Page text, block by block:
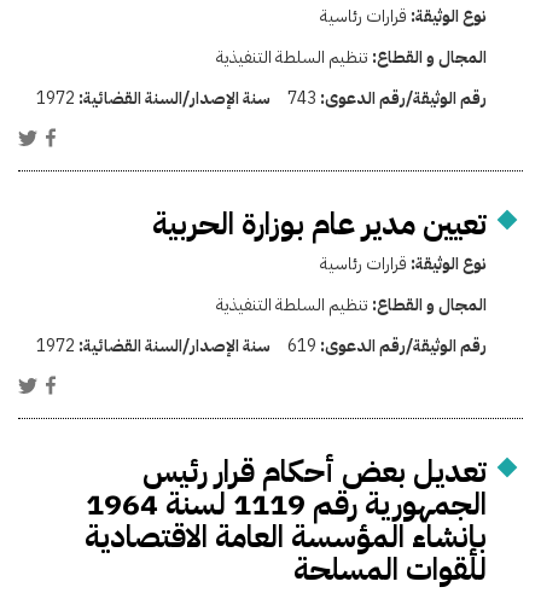
نوع الوثيقة: قرارات رئاسية
المجال و القطاع: تنظيم السلطة التنفيذية
رقم الوثيقة/رقم الدعوى: 743 سنة الإصدار/السنة القضائية: 1972
تعيين مدير عام بوزارة الحربية
نوع الوثيقة: قرارات رئاسية
المجال و القطاع: تنظيم السلطة التنفيذية
رقم الوثيقة/رقم الدعوى: 619 سنة الإصدار/السنة القضائية: 1972
تعديل بعض أحكام قرار رئيس
الجمهورية رقم 1119 لسنة 1964
بإنشاء المؤسسة العامة الاقتصادية
للقوات المسلحة